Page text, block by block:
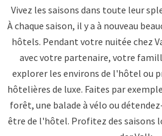
Vivez les saisons dans toute leur
À chaque saison, il y a à nouveau
hôtels. Pendant votre nuitée chez
avec votre partenaire, votre
explorer les environs de l'hôtel ou
hôtelières de luxe. Faites par
forêt, une balade à vélo ou
être de l'hôtel. Profitez des saisons